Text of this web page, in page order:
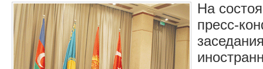
На
пресс-